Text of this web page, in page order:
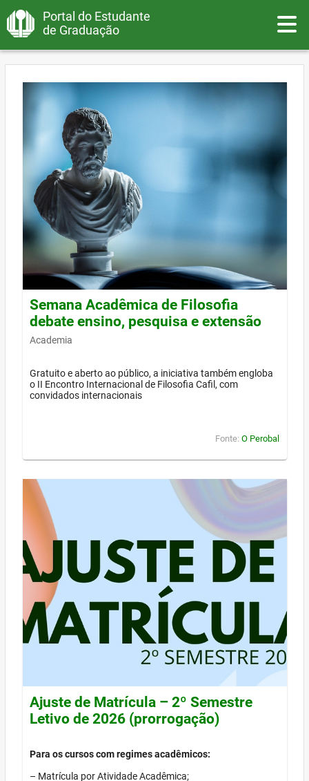
Portal do Estudante
de Graduação
Semana Acadêmica de Filosofia
debate ensino, pesquisa e extensão
Academia
Gratuito e aberto ao público, a iniciativa também engloba
o II Encontro Internacional de Filosofia Cafil, com
convidados internacionais
Fonte: O Perobal
Ajuste de Matrícula – 2º Semestre
Letivo de 2026 (prorrogação)
Para os cursos com regimes acadêmicos:
– Matrícula por Atividade Acadêmica;